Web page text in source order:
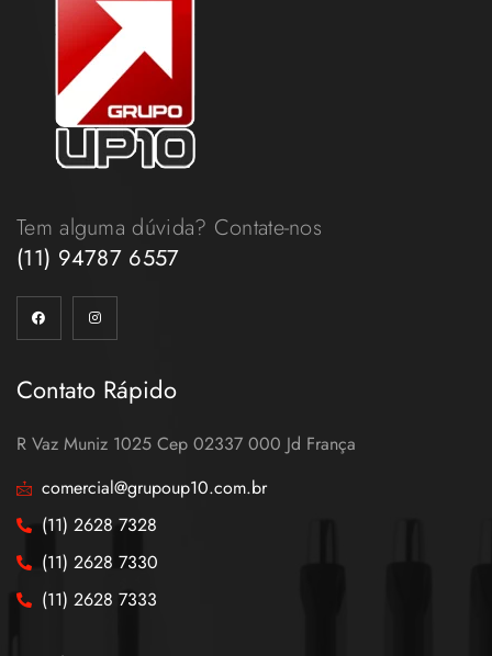
Tem alguma dúvida? Contate-nos
(11) 94787 6557
Contato Rápido
R Vaz Muniz 1025 Cep 02337 000 Jd França
comercial@grupoup10.com.br
(11) 2628 7328
(11) 2628 7330
(11) 2628 7333